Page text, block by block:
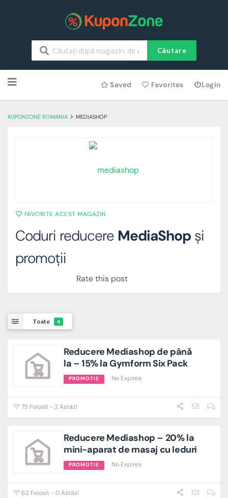
Căutare
to
content
Saved Favorites Login
KUPONZONE ROMANIA > MEDIASHOP
FAVORITE ACEST MAGAZIN
Coduri reducere MediaShop și
promoții
Rate this post
Toate 4
Reducere Mediashop de până
la – 15% la Gymform Six Pack
PROMOTIE No Expires
75 Folosit - 2 Astăzi
Reducere Mediashop – 20% la
mini-aparat de masaj cu leduri
PROMOTIE No Expires
62 Folosit - 0 Astăzi